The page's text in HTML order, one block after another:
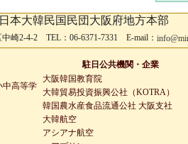
本大韓民国民団大阪府地方本部
崎2-4-2 TEL：06-6371-7331 E-mail：
中高等学
駐日公共機関・企業
大阪韓国教育院
大韓貿易投資振興公社（KOTRA）
韓国農水産食品流通公社 大阪支社
大韓航空
アシアナ航空